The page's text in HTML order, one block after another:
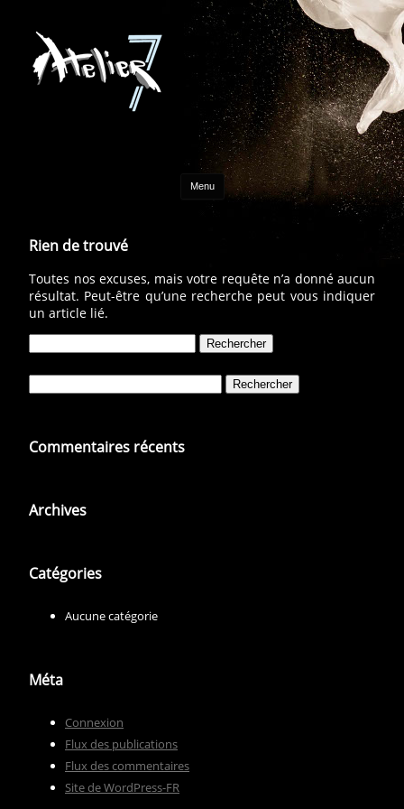
Menu Aller au contenu
Rien de trouvé
Toutes nos excuses, mais votre requête n’a donné aucun
résultat. Peut-être qu’une recherche peut vous indiquer
un article lié.
Commentaires récents
Archives
Catégories
Aucune catégorie
Méta
Connexion
Flux des publications
Flux des commentaires
Site de WordPress-FR